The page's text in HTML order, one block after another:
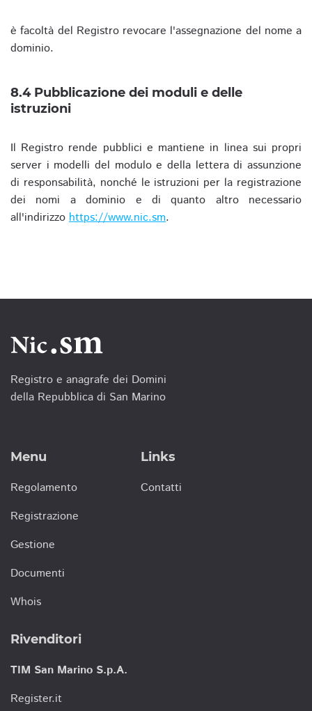
è facoltà del Registro revocare l'assegnazione del nome a
dominio.
8.4 Pubblicazione dei moduli e delle
istruzioni
Il Registro rende pubblici e mantiene in linea sui propri
server i modelli del modulo e della lettera di assunzione
di responsabilità, nonché le istruzioni per la registrazione
dei nomi a dominio e di quanto altro necessario
all'indirizzo https://www.nic.sm.
Registro e anagrafe dei Domini
della Repubblica di San Marino
Menu
Regolamento
Registrazione
Gestione
Documenti
Whois
Links
Contatti
Rivenditori
TIM San Marino S.p.A.
Register.it